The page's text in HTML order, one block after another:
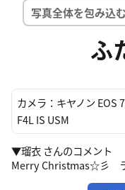
写真全体を包み込
ふ
カメラ： キヤノン EOS
F4L IS USM
▼瑠衣 さんのコメント
Merry Christmas☆彡